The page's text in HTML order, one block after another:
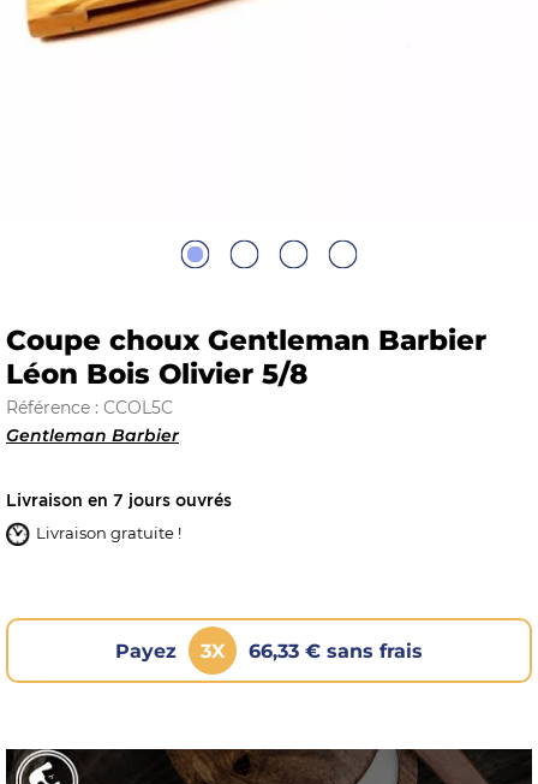
Coupe choux Gentleman Barbier
Léon Bois Olivier 5/8
Référence : CCOL5C
Gentleman Barbier
Livraison en 7 jours ouvrés
Livraison gratuite !
Payez 3X 66,33 € sans frais